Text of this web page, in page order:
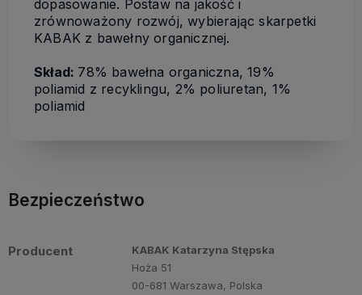
dopasowanie. Postaw na jakość i
zrównoważony rozwój, wybierając skarpetki
KABAK z bawełny organicznej.
Skład: 78% bawełna organiczna, 19%
poliamid z recyklingu, 2% poliuretan, 1%
poliamid
Bezpieczeństwo
Producent
KABAK Katarzyna Stępska
Hoża 51
00-681 Warszawa, Polska